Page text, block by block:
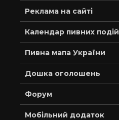
Реклама на сайті
Календар пивних подій
Пивна мапа України
Дошка оголошень
Форум
Мобільний додаток